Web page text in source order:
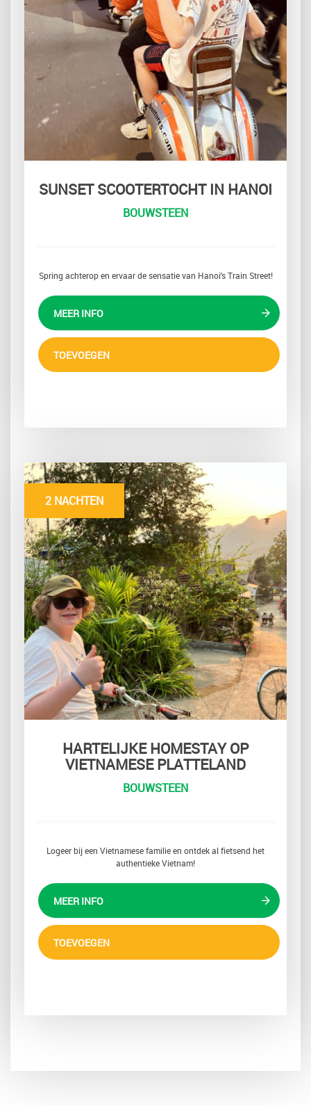
SUNSET SCOOTERTOCHT IN HANOI
BOUWSTEEN
Spring achterop en ervaar de sensatie van Hanoi's Train Street!
MEER INFO
TOEVOEGEN
2 NACHTEN
HARTELIJKE HOMESTAY OP
VIETNAMESE PLATTELAND
BOUWSTEEN
Logeer bij een Vietnamese familie en ontdek al fietsend het
authentieke Vietnam!
MEER INFO
TOEVOEGEN